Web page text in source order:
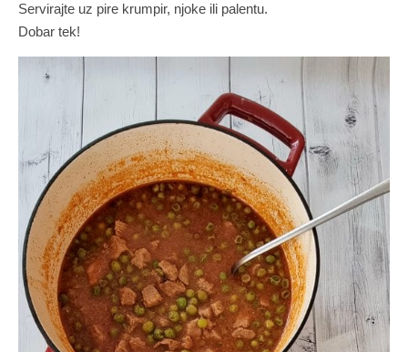
Servirajte uz pire krumpir, njoke ili palentu.
Dobar tek!